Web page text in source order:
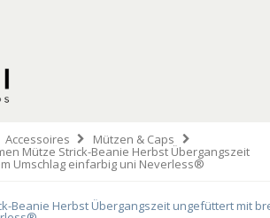
Accessoires Mützen & Caps
Mütze Strick-Beanie Herbst Übergangszeit
Umschlag einfarbig uni Neverless®